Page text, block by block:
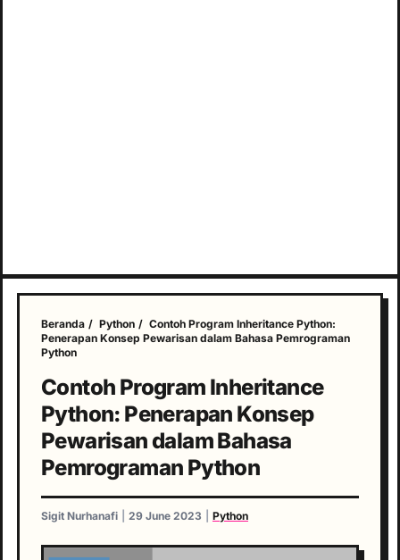
Beranda / Python / Contoh Program Inheritance Python:
Penerapan Konsep Pewarisan dalam Bahasa Pemrograman
Python
Contoh Program Inheritance
Python: Penerapan Konsep
Pewarisan dalam Bahasa
Pemrograman Python
Sigit Nurhanafi 29 June 2023 Python